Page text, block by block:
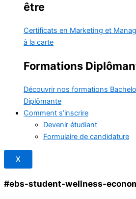
être
Certificats en Marketing et
à la carte
Formations
Découvrir nos formations
Diplômante
Comment s’inscrire
Devenir étudiant
Formulaire de candidature
X
#ebs-student-wellness-